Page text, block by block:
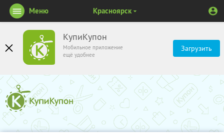
КупиКупон
Мобильное приложение
ещё удобнее
Загрузить
Меню Красноярск